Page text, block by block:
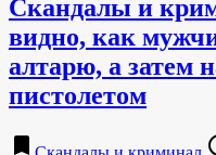
Скандалы и
видно, как
алтарю, а затем
пистолетом
bookmark